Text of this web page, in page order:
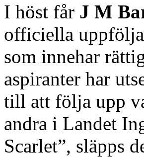
I höst får J M
officiella
som innehar
aspiranter har
till att följa upp
andra i Landet
Scarlet”, släpps